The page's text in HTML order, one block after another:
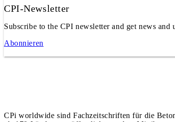
CPI-Newsletter
Subscribe to the CPI newsletter and get news
Abonnieren
CPi worldwide sind Fachzeitschriften für die